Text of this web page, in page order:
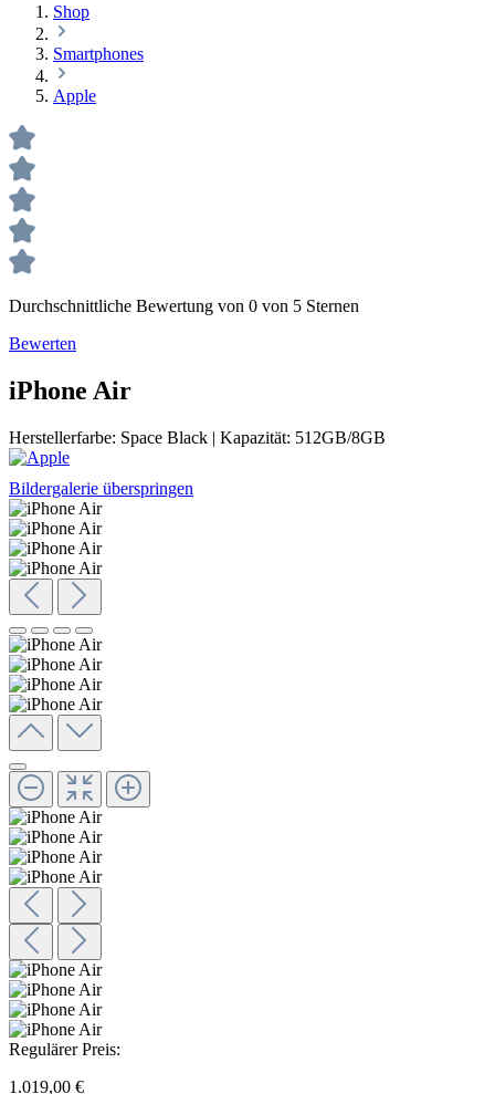
Shop
Smartphones
Apple
Durchschnittliche Bewertung von 0 von 5 Sternen
Bewerten
iPhone Air
Herstellerfarbe: Space Black | Kapazität: 512GB/8GB
Bildergalerie überspringen
Regulärer Preis:
1.019,00 €